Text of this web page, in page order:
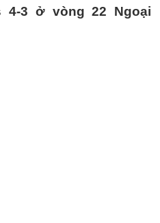
4-3 ở vòng 22 Ngoại